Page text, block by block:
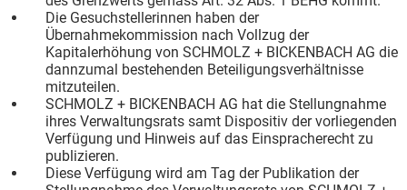
Die Gesuchstellerinnen haben der
Übernahmekommission nach Vollzug der
Kapitalerhöhung von SCHMOLZ + BICKENBACH AG die
dannzumal bestehenden Beteiligungsverhältnisse
mitzuteilen.
SCHMOLZ + BICKENBACH AG hat die Stellungnahme
ihres Verwaltungsrats samt Dispositiv der vorliegenden
Verfügung und Hinweis auf das Einspracherecht zu
publizieren.
Diese Verfügung wird am Tag der Publikation der